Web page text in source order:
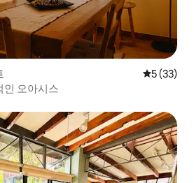
평점 5점
5 (33)
인 오아시스